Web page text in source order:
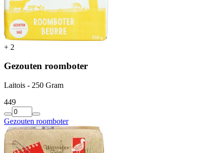
+ 2
Gezouten roomboter
Laitois - 250 Gram
449
Gezouten roomboter